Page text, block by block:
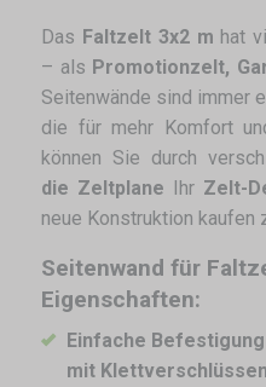
Das Faltzelt 3x2 m hat
– als Promotionzelt,
Seitenwände sind immer
die für mehr Komfort
können Sie durch
die Zeltplane Ihr Zelt-
neue Konstruktion kaufen
Seitenwand für
Eigenschaften:
Einfache
mit Klettverschlüssen